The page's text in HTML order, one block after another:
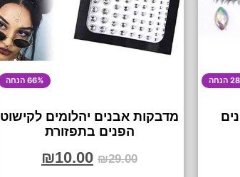
הנחה 66% הנחה
מדבקות אבנים יהלומים לקישוט
הפנים בתפזורת
₪29.00
₪10.00